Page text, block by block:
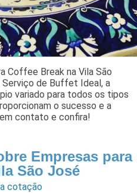
Coffee Break na Vila São
Serviço de Buffet Ideal, a
variado para todos os tipos
o sucesso e a
contato e confira!
Empresas para
São José
cotação